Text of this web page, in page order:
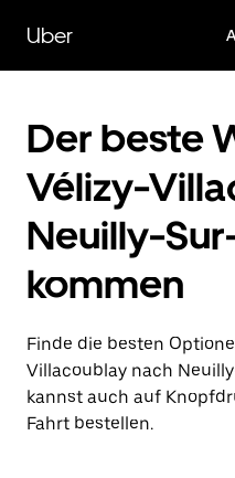
zum
Hauptinhalt
Uber
Der beste
Vélizy-
Neuilly-
kommen
Finde die besten
Villacoublay nach
kannst auch auf
Fahrt bestellen.